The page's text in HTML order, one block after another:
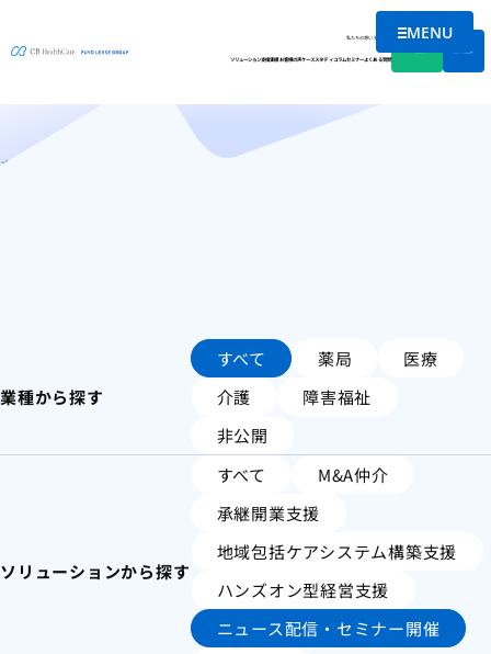
メニュー
MENU
私たちの想い会社情報
ソリューション支援実績お客様の声ケーススタディコラムセミナーよくある質問
ケーススタディ
ホーム
業種から探す
すべて 薬局
医療
介護
障害福祉
非公開
ソリューションから探す
すべて
M&A仲介
承継開業支援
地域包括ケアシステム構築支援
ハンズオン型経営支援
ニュース配信・セミナー開催